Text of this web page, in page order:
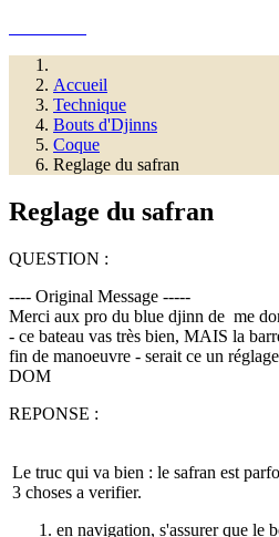
Accueil
Technique
Bouts d'Djinns
Coque
Reglage du safran
Reglage du safran
QUESTION :
---- Original Message -----
Merci aux pro du blue djinn de me
- ce bateau vas très bien, MAIS la
fin de manoeuvre - serait ce un
DOM
REPONSE :
Le truc qui va bien : le safran est
3 choses a verifier.
en navigation, s'assurer que le